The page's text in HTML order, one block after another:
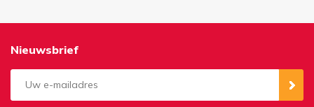
Nieuwsbrief